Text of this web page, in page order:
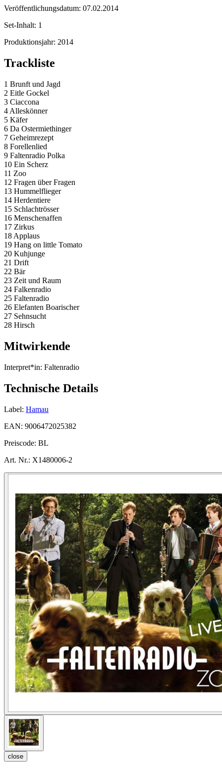
Veröffentlichungsdatum: 07.02.2014
Set-Inhalt: 1
Produktionsjahr: 2014
Trackliste
1 Brunft und Jagd
2 Eitle Gockel
3 Ciaccona
4 Alleskönner
5 Käfer
6 Da Ostermiethinger
7 Geheimrezept
8 Forellenlied
9 Faltenradio Polka
10 Ein Scherz
11 Zoo
12 Fragen über Fragen
13 Hummelflieger
14 Herdentiere
15 Schlachtrösser
16 Menschenaffen
17 Zirkus
18 Applaus
19 Hang on little Tomato
20 Kuhjunge
21 Drift
22 Bär
23 Zeit und Raum
24 Falkenradio
25 Faltenradio
26 Elefanten Boarischer
27 Sehnsucht
28 Hirsch
Mitwirkende
Interpret*in: Faltenradio
Technische Details
Label: Hamau
EAN: 9006472025382
Preiscode: BL
Art. Nr.: X1480006-2
close